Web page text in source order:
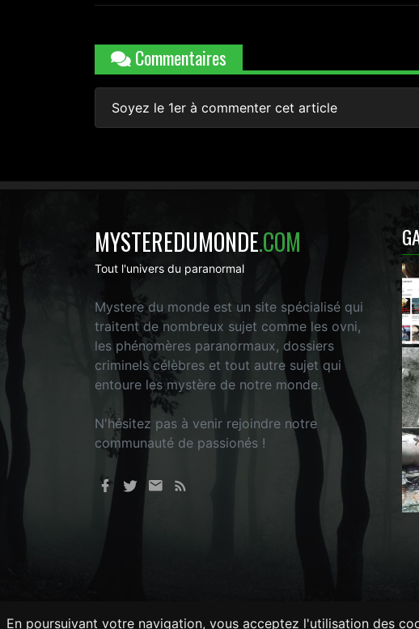
En poursuivant votre navigation, vous acceptez l'utilisation des
Commentaires
Soyez le 1er à commenter cet article
MYSTEREDUMONDE.COM
Tout l'univers du paranormal
Mystere du monde est un site spécialisé qui
traitent de nombreux sujet comme les ovni,
les phénomères paranormaux, dossiers
criminels célèbres et tout autre sujet qui
entoure les mystère de notre monde.
N'hésitez pas à venir rejoindre notre
communauté de passionés !